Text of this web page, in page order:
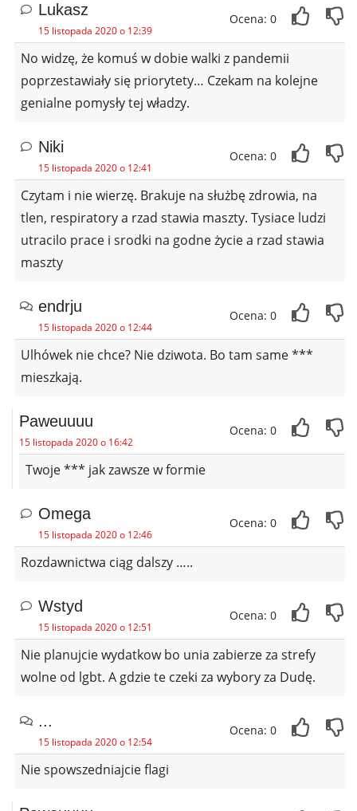
Lukasz
15 listopada 2020 o 12:39
Ocena: 0
No widzę, że komuś w dobie walki z pandemii
poprzestawiały się priorytety… Czekam na kolejne
genialne pomysły tej władzy.
Niki
15 listopada 2020 o 12:41
Ocena: 0
Czytam i nie wierzę. Brakuje na służbę zdrowia, na
tlen, respiratory a rzad stawia maszty. Tysiace ludzi
utracilo prace i srodki na godne życie a rzad stawia
maszty
endrju
15 listopada 2020 o 12:44
Ocena: 0
Ulhówek nie chce? Nie dziwota. Bo tam same ***
mieszkają.
Paweuuuu
15 listopada 2020 o 16:42
Ocena: 0
Twoje *** jak zawsze w formie
Omega
15 listopada 2020 o 12:46
Ocena: 0
Rozdawnictwa ciąg dalszy …..
Wstyd
15 listopada 2020 o 12:51
Ocena: 0
Nie planujcie wydatkow bo unia zabierze za strefy
wolne od lgbt. A gdzie te czeki za wybory za Dudę.
...
15 listopada 2020 o 12:54
Ocena: 0
Nie spowszedniajcie flagi